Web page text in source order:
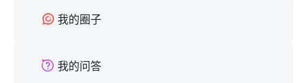
我的圈子
我的问答